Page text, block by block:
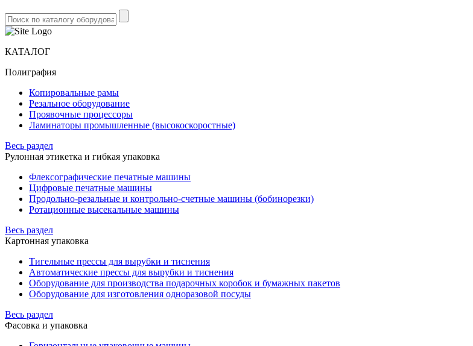
КАТАЛОГ
Полиграфия
Копировальные рамы
Резальное оборудование
Проявочные процессоры
Ламинаторы промышленные (высокоскоростные)
Весь раздел
Рулонная этикетка и гибкая упаковка
Флексографические печатные машины
Цифровые печатные машины
Продольно-резальные и контрольно-счетные машины (бобинорезки)
Ротационные высекальные машины
Весь раздел
Картонная упаковка
Тигельные прессы для вырубки и тиснения
Автоматические прессы для вырубки и тиснения
Оборудование для производства подарочных коробок и бумажных пакетов
Оборудование для изготовления одноразовой посуды
Весь раздел
Фасовка и упаковка